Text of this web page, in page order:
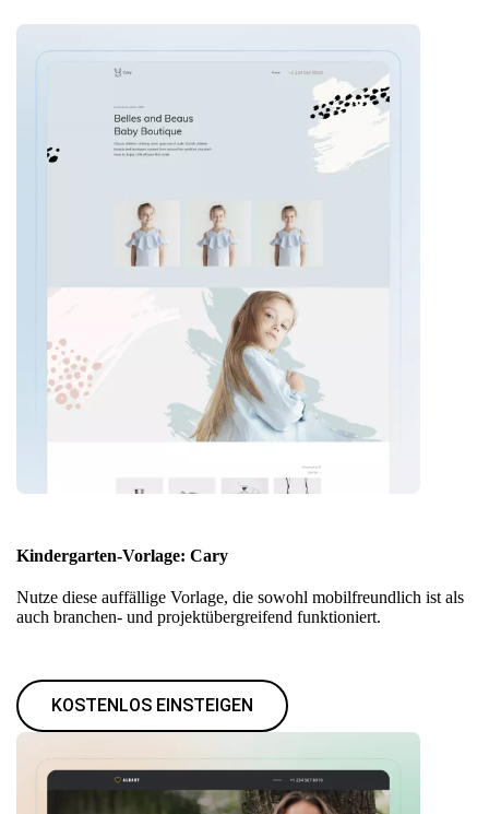
Kindergarten-Vorlage: Cary
Nutze diese auffällige Vorlage, die sowohl mobilfreundlich ist als
auch branchen- und projektübergreifend funktioniert.
KOSTENLOS EINSTEIGEN